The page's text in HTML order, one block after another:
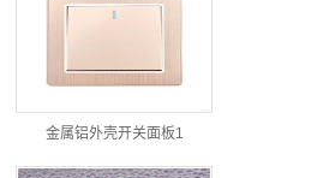
金属铝外壳开关面板1